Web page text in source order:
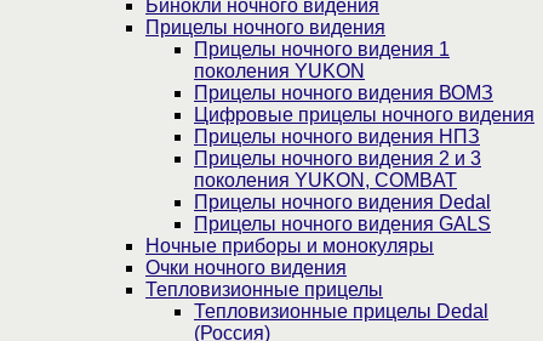
Бинокли ночного видения
Прицелы ночного видения
Прицелы ночного видения 1
поколения YUKON
Прицелы ночного видения ВОМЗ
Цифровые прицелы ночного видения
Прицелы ночного видения НПЗ
Прицелы ночного видения 2 и 3
поколения YUKON, COMBAT
Прицелы ночного видения Dedal
Прицелы ночного видения GALS
Ночные приборы и монокуляры
Очки ночного видения
Тепловизионные прицелы
Тепловизионные прицелы Dedal
(Россия)